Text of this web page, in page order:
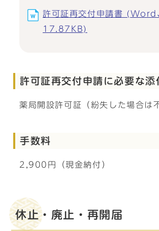
許可証再交付申請書 (Word
17.87KB)
許可証再交付申請に必要な添
薬局開設許可証（紛失した場合は
手数料
2,900円（現金納付）
休止・廃止・再開届